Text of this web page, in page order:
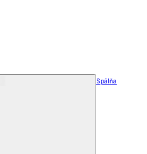
Spálňa